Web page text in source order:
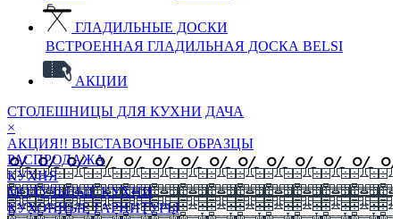
ГЛАДИЛЬНЫЕ ДОСКИ
ВСТРОЕННАЯ ГЛАДИЛЬНАЯ ДОСКА BELSI
АКЦИИ
СТОЛЕШНИЦЫ ДЛЯ КУХНИ ДАЧА
×
АКЦИЯ!! ВЫСТАВОЧНЫЕ ОБРАЗЦЫ
РАСПРОДАЖА
КУХНЯ
МОДУЛЬНЫЕ КУХНИ
КУХОННЫЕ ГАРНИТУРЫ